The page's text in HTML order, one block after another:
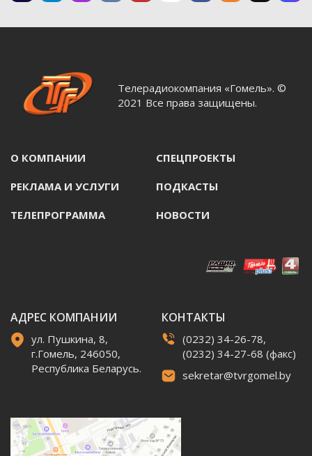
Телерадиокомпания «Гомель». ©
2021 Все права защищены.
О КОМПАНИИ СПЕЦПРОЕКТЫ
РЕКЛАМА И УСЛУГИ ПОДКАСТЫ
ТЕЛЕПРОГРАММА НОВОСТИ
АДРЕС КОМПАНИИ
ул. Пушкина, 8,
г.Гомель, 246050,
Республика Беларусь.
КОНТАКТЫ
(0232) 34-26-78,
(0232) 34-27-68 (факс)
sekretar@tvrgomel.by